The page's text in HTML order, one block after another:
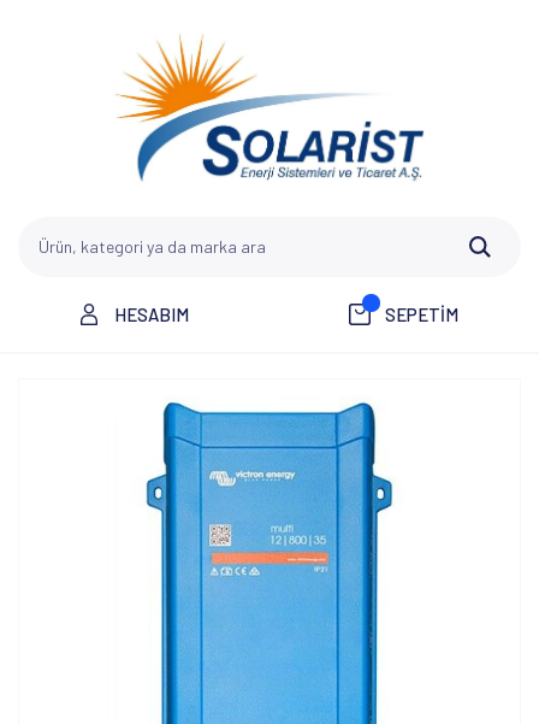
HESABIM SEPETİM